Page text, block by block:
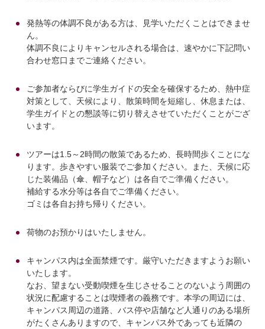
発熱等の体調不良がある方は、見学いただくことはできませ
ん。
体調不良によりキャンセルされる場合は、速やかに下記問い
合わせ窓口までご連絡ください。
ご参加者ならびに学生ガイドの安全を確保するため、熱中症
対策として、天候により、散策時間を短縮し、休息または、
学生ガイドとの懇談等に切り替えさせていただくことがござ
います。
ツアーは1.5～2時間の散策であるため、長時間歩くことにな
ります。歩きやすい服装でご参加ください。また、天候に応
じた装備品（傘、帽子など）は各自でご準備ください。
補給する水分等は各自でご準備ください。
ゴミは各自お持ち帰りください。
荷物のお預かりはいたしません。
キャンパス内は全面禁煙です。厳守いただきますようお願い
いたします。
なお、望まない受動喫煙を生じさせることのないよう周囲の
状況に配慮することは喫煙者の義務です。本学の周辺には、
キャンパス周辺の道路、バス停や店舗など人通りのある場所
がたくさんありますので、キャンパス外であっても近隣の